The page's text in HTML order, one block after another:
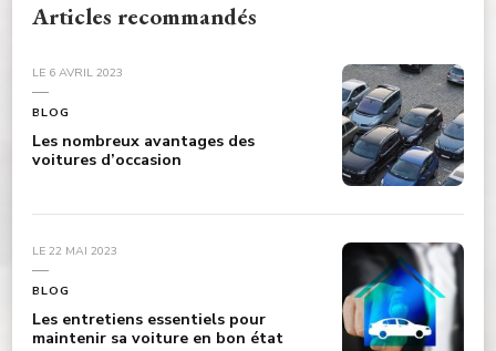
Articles recommandés
LE 6 AVRIL 2023
BLOG
Les nombreux avantages des
voitures d’occasion
LE 22 MAI 2023
BLOG
Les entretiens essentiels pour
maintenir sa voiture en bon état